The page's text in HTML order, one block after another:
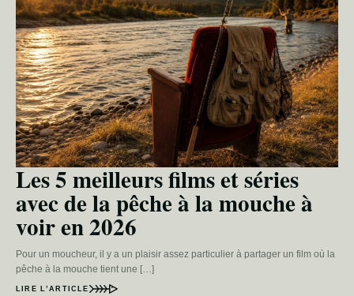
Les 5 meilleurs films et séries
avec de la pêche à la mouche à
voir en 2026
Pour un moucheur, il y a un plaisir assez particulier à partager un film où la
pêche à la mouche tient une […]
LIRE L’ARTICLE